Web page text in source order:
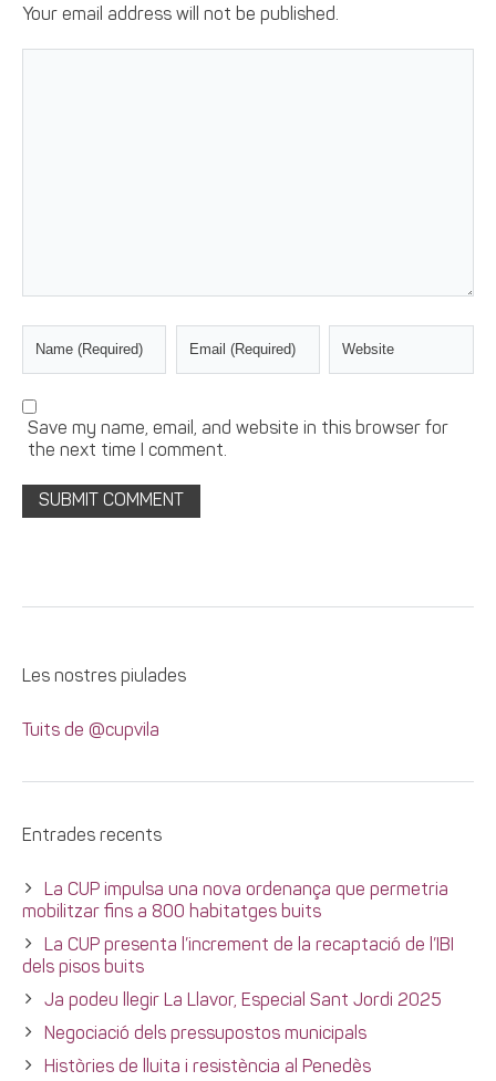
Your email address will not be published.
Save my name, email, and website in this browser for
the next time I comment.
Les nostres piulades
Tuits de @cupvila
Entrades recents
La CUP impulsa una nova ordenança que permetria
mobilitzar fins a 800 habitatges buits
La CUP presenta l’increment de la recaptació de l’IBI
dels pisos buits
Ja podeu llegir La Llavor, Especial Sant Jordi 2025
Negociació dels pressupostos municipals
Històries de lluita i resistència al Penedès